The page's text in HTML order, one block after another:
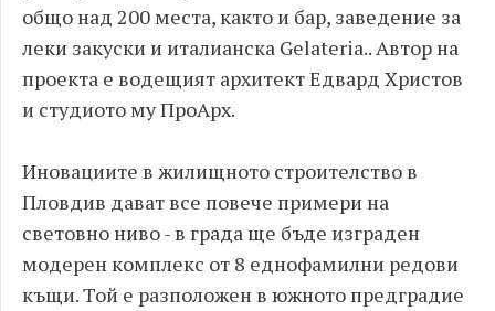
общо над 200 места, както и бар, заведение за
леки закуски и италианска Gelateria.. Автор на
проекта е водещият архитект Едвард Христов
и студиото му ПроАрх.
Иновациите в жилищното строителство в
Пловдив дават все повече примери на
световно ниво - в града ще бъде изграден
модерен комплекс от 8 еднофамилни редови
къщи. Той е разположен в южното предградие